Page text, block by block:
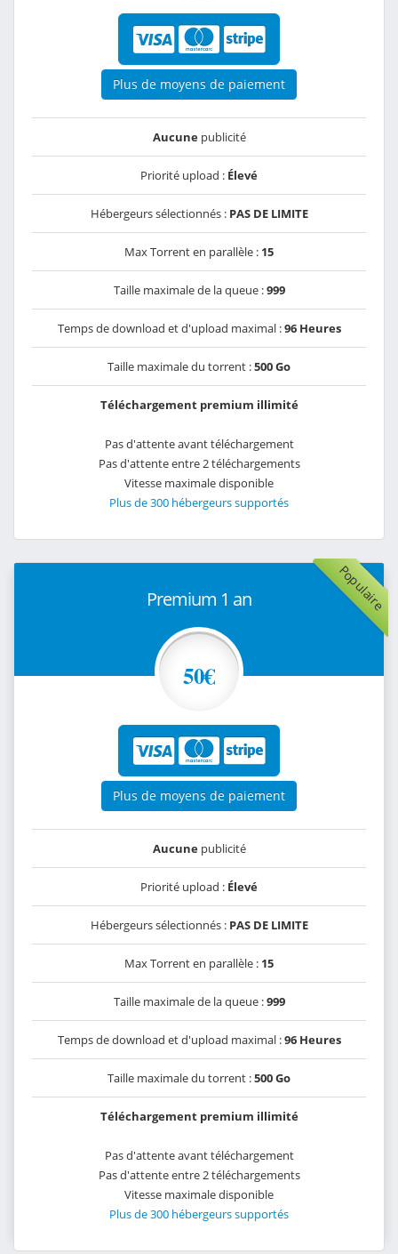
Plus de moyens de paiement
Aucunepublicité
Priorité upload : Élevé
Hébergeurs sélectionnés : PAS DE LIMITE
Max Torrent en parallèle : 15
Taille maximale de la queue :999
Temps de download et d'upload maximal :96 Heures
Taille maximale du torrent :500 Go
Téléchargement premium illimité
Pas d'attente avant téléchargement
Pas d'attente entre 2 téléchargements
Vitesse maximale disponible
Plus de 300 hébergeurs supportés
Populaire
Premium 1 an
50€
Plus de moyens de paiement
Aucunepublicité
Priorité upload : Élevé
Hébergeurs sélectionnés : PAS DE LIMITE
Max Torrent en parallèle : 15
Taille maximale de la queue :999
Temps de download et d'upload maximal :96 Heures
Taille maximale du torrent :500 Go
Téléchargement premium illimité
Pas d'attente avant téléchargement
Pas d'attente entre 2 téléchargements
Vitesse maximale disponible
Plus de 300 hébergeurs supportés